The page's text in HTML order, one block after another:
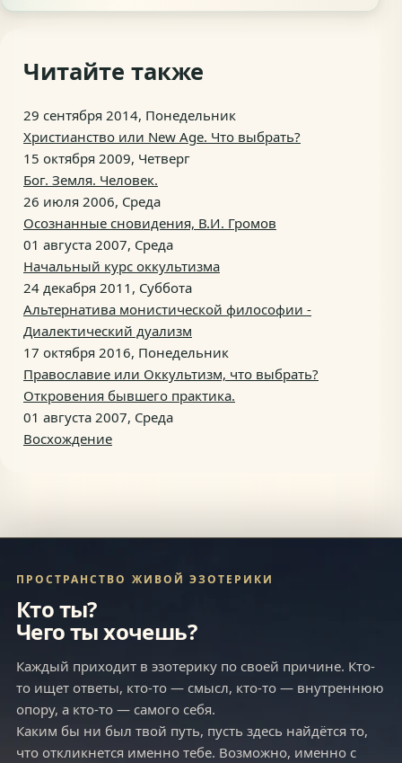
Читайте также
29 сентября 2014, Понедельник
Христианство или New Age. Что выбрать?
15 октября 2009, Четверг
Бог. Земля. Человек.
26 июля 2006, Среда
Осознанные сновидения, В.И. Громов
01 августа 2007, Среда
Начальный курс оккультизма
24 декабря 2011, Суббота
Альтернатива монистической философии -
Диалектический дуализм
17 октября 2016, Понедельник
Православие или Оккультизм, что выбрать?
Откровения бывшего практика.
01 августа 2007, Среда
Восхождение
ПРОСТРАНСТВО ЖИВОЙ ЭЗОТЕРИКИ
Кто ты?
Чего ты хочешь?
Каждый приходит в эзотерику по своей причине. Кто-
то ищет ответы, кто-то — смысл, кто-то — внутреннюю
опору, а кто-то — самого себя.
Каким бы ни был твой путь, пусть здесь найдётся то,
что откликнется именно тебе. Возможно, именно с